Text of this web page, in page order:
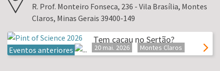
R. Prof. Monteiro Fonseca, 236 - Vila Brasília, Montes
Claros, Minas Gerais 39400-149
Eventos anteriores
Tem cacau no Sertão?
20 mai. 2026 Montes Claros